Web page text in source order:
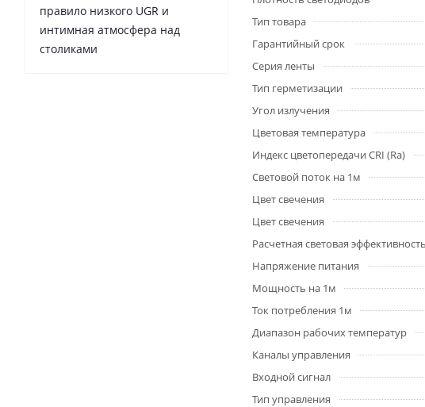
Тип товара
Гарантийный срок
Серия ленты
Тип герметизации
Угол излучения
Цветовая температура
Индекс цветопередачи CRI (Ra)
Световой поток на 1м
Цвет свечения
Цвет свечения
Расчетная световая эффективность
Напряжение питания
Мощность на 1м
Ток потребления 1м
Диапазон рабочих температур
Каналы управления
Входной сигнал
Тип управления
правило низкого UGR и
интимная атмосфера над
столиками